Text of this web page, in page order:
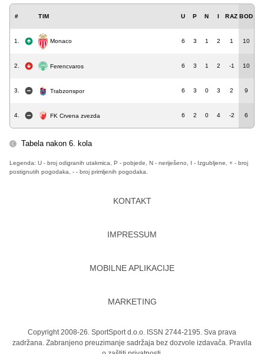
# TIM U P N I RAZ BOD
1. Monaco 6 3 1 2 1 10
2. Ferencvaros 6 3 1 2 -1 10
3. Trabzonspor 6 3 0 3 2 9
4. FK Crvena zvezda 6 2 0 4 -2 6
Tabela nakon 6. kola
Legenda: U - broj odigranih utakmica, P - pobjede, N - neriješeno, I - Izgubljene, + - broj
postignutih pogodaka, - - broj primljenih pogodaka.
KONTAKT
IMPRESSUM
MOBILNE APLIKACIJE
MARKETING
Copyright 2008-26. SportSport d.o.o. ISSN 2744-2195. Sva prava
zadržana. Zabranjeno preuzimanje sadržaja bez dozvole izdavača. Pravila